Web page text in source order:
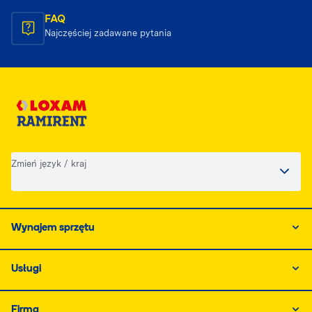
FAQ
Najczęściej zadawane pytania
Zmień język / kraj
Wynajem sprzętu
Usługi